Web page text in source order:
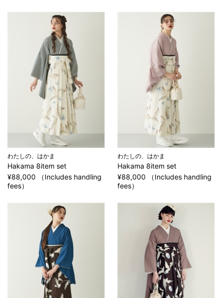
わたしの、はかま
Hakama 8item set
¥88,000 （Includes handling
fees）
わたしの、はかま
Hakama 8item set
¥88,000 （Includes handling
fees）